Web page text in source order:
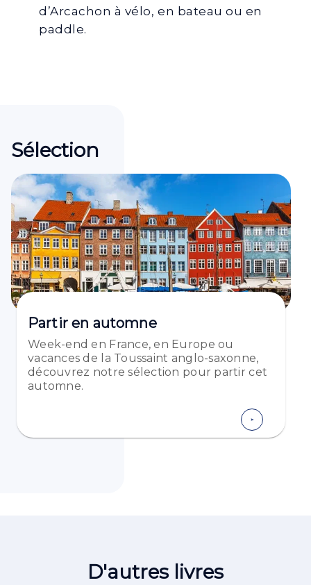
d’Arcachon à vélo, en bateau ou en
paddle.
Sélection
Partir en automne
Week-end en France, en Europe ou
vacances de la Toussaint anglo-saxonne,
découvrez notre sélection pour partir cet
automne.
D'autres livres